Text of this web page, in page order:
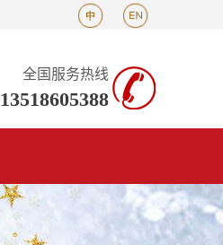
全国服务热线
13518605388